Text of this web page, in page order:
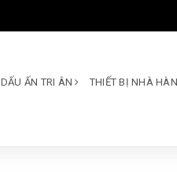
DẤU ẤN TRI ÂN THIẾT BỊ NHÀ